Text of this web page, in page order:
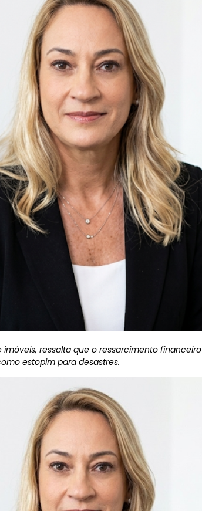
ressalta que o ressarcimento
estopim para desastres.